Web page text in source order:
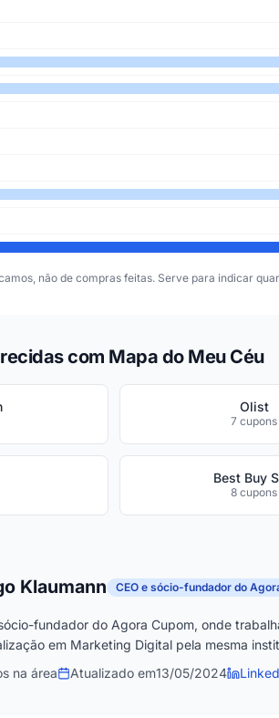
não de compras feitas. Serve para indicar
com Mapa do Meu Céu
Olist
7 cupons
Best Buy
8 cupons
Klaumann CEO e sócio-fundador do
fundador do Agora Cupom, onde
em Marketing Digital pela mesma
na área
Atualizado em13/05/2024